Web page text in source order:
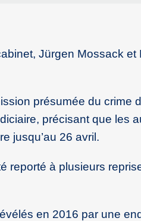
Jürgen Mossack et
présumée du crime
précisant que les
jusqu’au 26 avril.
reporté à plusieurs
en 2016 par une